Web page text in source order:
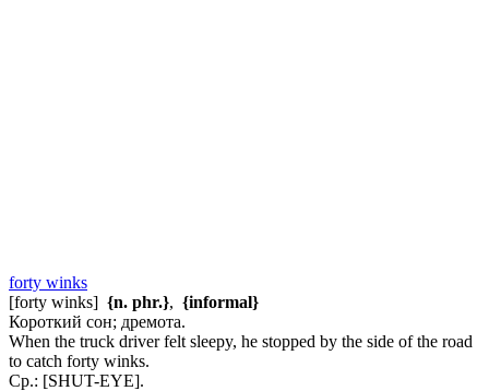
forty winks
[forty winks] {n. phr.}, {informal}
Короткий сон; дремота.
When the truck driver felt sleepy, he stopped by the side of the road
to catch forty winks.
Ср.: [SHUT-EYE].